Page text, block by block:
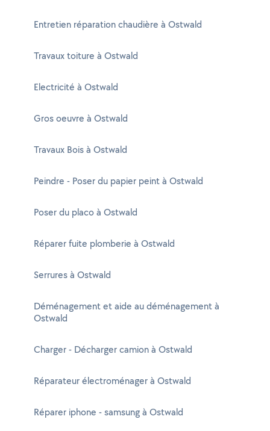
Entretien réparation chaudière à Ostwald
Travaux toiture à Ostwald
Electricité à Ostwald
Gros oeuvre à Ostwald
Travaux Bois à Ostwald
Peindre - Poser du papier peint à Ostwald
Poser du placo à Ostwald
Réparer fuite plomberie à Ostwald
Serrures à Ostwald
Déménagement et aide au déménagement à
Ostwald
Charger - Décharger camion à Ostwald
Réparateur électroménager à Ostwald
Réparer iphone - samsung à Ostwald